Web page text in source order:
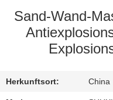
KONTAKT
UNS
Sand-Wand-
Herkunftsort: China